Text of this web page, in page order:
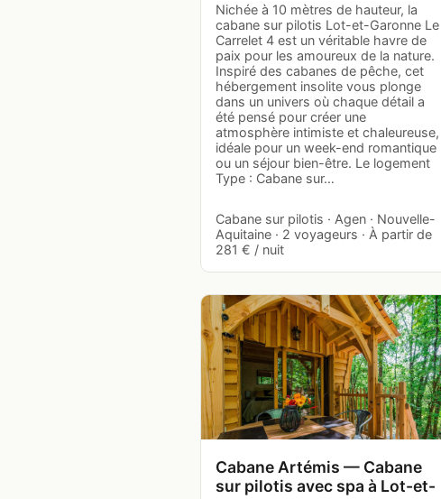
Nichée à 10 mètres de hauteur, la
cabane sur pilotis Lot-et-Garonne Le
Carrelet 4 est un véritable havre de
paix pour les amoureux de la nature.
Inspiré des cabanes de pêche, cet
hébergement insolite vous plonge
dans un univers où chaque détail a
été pensé pour créer une
atmosphère intimiste et chaleureuse,
idéale pour un week-end romantique
ou un séjour bien-être. Le logement
Type : Cabane sur…
Cabane sur pilotis · Agen · Nouvelle-
Aquitaine · 2 voyageurs · À partir de
281 € / nuit
Cabane Artémis — Cabane
sur pilotis avec spa à Lot-et-